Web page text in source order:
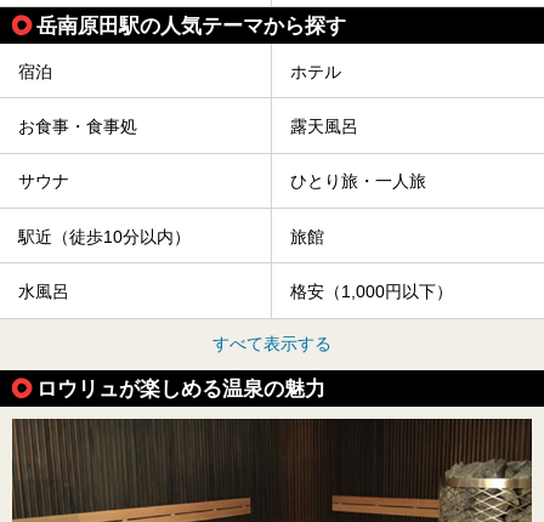
岳南原田駅の人気テーマから探す
宿泊 ホテル
お食事・食事処 露天風呂
サウナ ひとり旅・一人旅
駅近（徒歩10分以内） 旅館
水風呂 格安（1,000円以下）
すべて表示する
ロウリュが楽しめる温泉の魅力